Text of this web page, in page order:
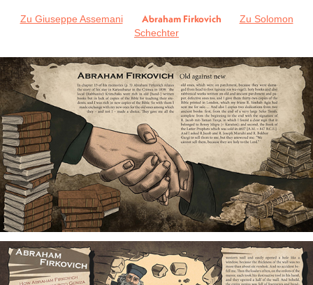
Zu Giuseppe Assemani Abraham Firkovich
Zu Solomon
Schechter